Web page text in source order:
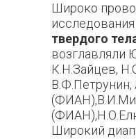
Широко
твердого
возглавляли
К.Н.Зайцев,
Широкий